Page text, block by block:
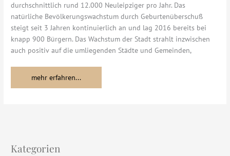
durchschnittlich rund 12.000 Neuleipziger pro Jahr. Das
natürliche Bevölkerungswachstum durch Geburtenüberschuß
steigt seit 3 Jahren kontinuierlich an und lag 2016 bereits bei
knapp 900 Bürgern. Das Wachstum der Stadt strahlt inzwischen
auch positiv auf die umliegenden Städte und Gemeinden,
mehr erfahren...
Kategorien